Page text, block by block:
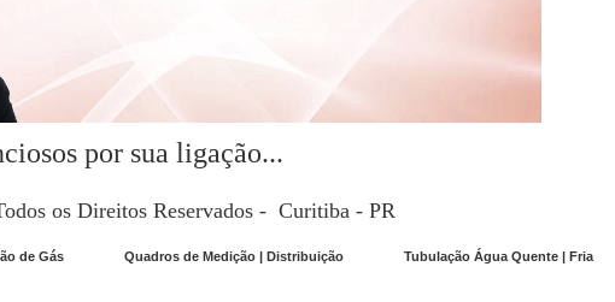
por sua ligação...
os Direitos Reservados - Curitiba - PR
de Gás Quadros de Medição | Distribuição Tubulação Água Quente | Fria